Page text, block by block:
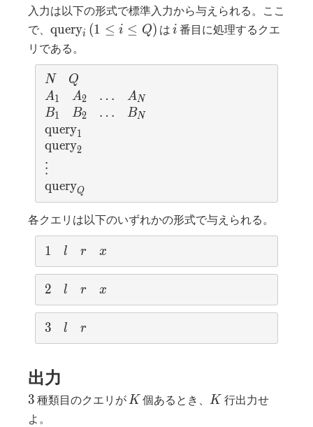
入力は以下の形式で標準入力から与えられる。ここ
で、 \mathrm{query}_i
queryi (1\leq
(1 ≤ i ≤ Q) は i
i 番目に処理するクエ
リである。
N
N Q
Q
A_1
A1 A_2
A2 \ldots
… A_N
AN
B_1
B1 B_2
B2 \ldots
… B_N
BN
\mathrm{query}_1
query1
\mathrm{query}_2
query2
\vdots
⋮
\mathrm{query}_Q
queryQ
各クエリは以下のいずれかの形式で与えられる。
1
1 l
l r
r x
x
2
2 l
l r
r x
x
3
3 l
l r
r
出力
3
3 種類目のクエリが K
K 個あるとき、 K
K 行出力せ
よ。